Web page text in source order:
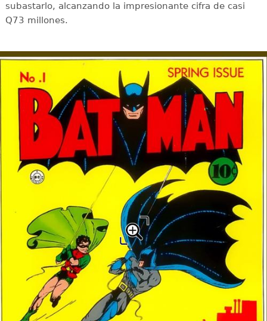
subastarlo, alcanzando la impresionante cifra de casi
Q73 millones.